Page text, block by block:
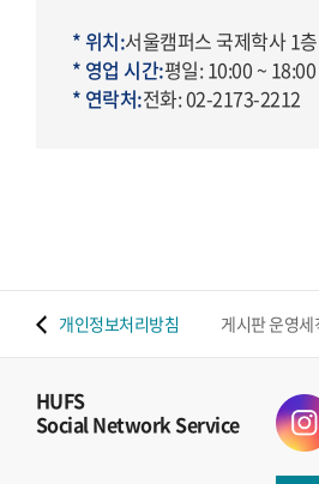
* 위치:서울캠퍼스 국제학사 1층
* 영업 시간:평일: 10:00 ~
* 연락처:전화: 02-2173-2212
개인정보처리방침 게시판 운영세
HUFS
Social Network Service